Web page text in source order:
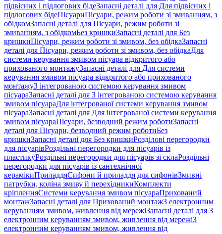
підвісних і підлогових бідеЗапасні деталі для Для підвісних і
підлогових бідеПісуариПісуари, режим роботи зі змиванням, з
обідкомЗапасні деталі для Пісуари, режим роботи зі
змиванням, з обідкомБез кришкиЗапасні деталі для Без
кришкиПісуари, режим роботи зі змивом, без обідкаЗапасні
деталі для Пісуари, режим роботи зі змивом, без обідкаДля
системи керування змивом пісуара відкритого або
прихованого монтажуЗапасні деталі для Для системи
керування змивом пісуара відкритого або прихованого
монтажуЗ інтегрованою системою керування змивом
пісуараЗапасні деталі для З інтегрованою системою керування
змивом пісуараДля інтегрованої системи керування змивом
пісуараЗапасні деталі для Для інтегрованої системи керування
змивом пісуараПісуари, безводний режим роботиЗапасні
деталі для Пісуари, безводний режим роботиБез
кришкиЗапасні деталі для Без кришкиРозділові перегородки
для пісуарівРоздільні перегородки для пісуарів із
пластикуРоздільні перегородки для пісуарів зі склаРоздільні
перегородки для пісуарів із сантехнічної
керамікиПриладдяСифони й приладдя для сифонівЗмивні
патрубки, коліна змиву й перехідникиКомплекти
кріпленняСистеми керування змивом пісуараПрихований
монтажЗапасні деталі для Прихований монтажЗ електронним
керуванням змивом, живлення від мережіЗапасні деталі для З
електронним керуванням змивом, живлення від мережіЗ
електронним керуванням змивом, живлення від